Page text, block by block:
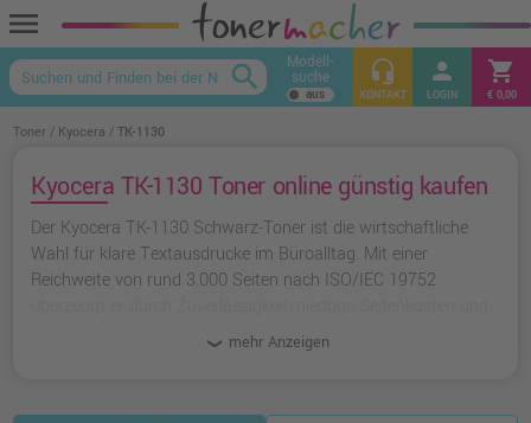
menu
keyboard_arrow_up
search Modell-
suche headset_mic
KONTAKT
person
LOGIN
shopping_cart
€ 0,00
Toner Kyocera TK-1130
Kyocera TK-1130 Toner online günstig kaufen
Der Kyocera TK-1130 Schwarz-Toner ist die wirtschaftliche
Wahl für klare Textausdrucke im Büroalltag. Mit einer
Reichweite von rund 3.000 Seiten nach ISO/IEC 19752
saubere Ergebnisse. Der Toner ist für beliebte ECOSYS- und
FS-Modelle konzipiert. Für Sparfüchse bieten wir auch
mehr Anzeigen